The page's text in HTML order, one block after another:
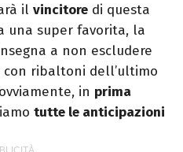
il vincitore di questa
una super favorita, la
a non escludere
con ribaltoni dell’ultimo
in prima
tutte le anticipazioni